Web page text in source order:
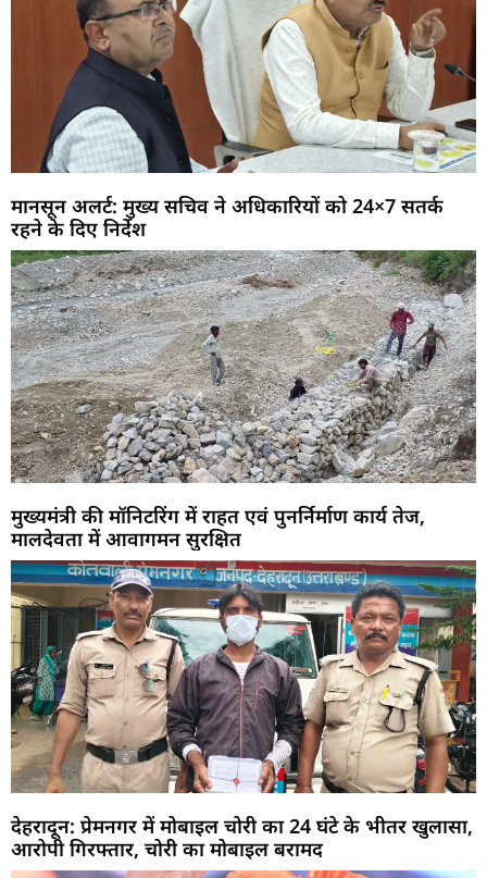
मानसून अलर्ट: मुख्य सचिव ने अधिकारियों को 24×7 सतर्क
रहने के दिए निर्देश
मुख्यमंत्री की मॉनिटरिंग में राहत एवं पुनर्निर्माण कार्य तेज,
मालदेवता में आवागमन सुरक्षित
देहरादून: प्रेमनगर में मोबाइल चोरी का 24 घंटे के भीतर खुलासा,
आरोपी गिरफ्तार, चोरी का मोबाइल बरामद